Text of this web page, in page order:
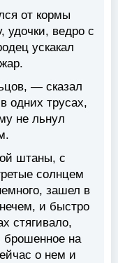
от кормы
удочки, ведро с
ускакал
— сказал
одних трусах,
не льнул
штаны, с
солнцем
зашел в
и быстро
стягивало,
брошенное на
о нем и